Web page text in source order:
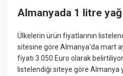
Almanyada 1 litre
Ülkelerin ürün fiyatlarının
sitesine göre Almanya'da mart
fiyatı 3.050 Euro olarak
listelendiği siteye göre Almanya